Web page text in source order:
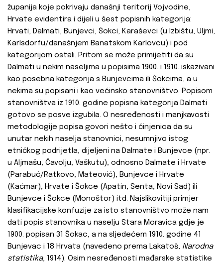
županija koje pokrivaju današnji teritorij Vojvodine,
Hrvate evidentira i dijeli u šest popisnih kategorija:
Hrvati, Dalmati, Bunjevci, Šokci, Karaševci (u Izbištu, Uljmi,
Karlsdorfu/današnjem Banatskom Karlovcu) i pod
kategorijom ostali. Pritom se može primijetiti da su
Dalmati u nekim naseljima u popisima 1900. i 1910. iskazivani
kao posebna kategorija s Bunjevcima ili Šokcima, a u
nekima su popisani i kao većinsko stanovništvo. Popisom
stanovništva iz 1910. godine popisna kategorija Dalmati
gotovo se posve izgubila. O nesređenosti i manjkavosti
metodologije popisa govori nešto i činjenica da su
unutar nekih naselja stanovnici, nesumnjivo istog
etničkog podrijetla, dijeljeni na Dalmate i Bunjevce (npr.
u Aljmašu, Čavolju, Vaškutu), odnosno Dalmate i Hrvate
(Parabuć/Ratkovo, Mateović), Bunjevce i Hrvate
(Kaćmar), Hrvate i Šokce (Apatin, Senta, Novi Sad) ili
Bunjevce i Šokce (Monoštor) itd. Najslikovitiji primjer
klasifikacijske konfuzije za isto stanovništvo može nam
dati popis stanovnika u naselju Stara Moravica gdje je
1900. popisan 31 Šokac, a na sljedećem 1910. godine 41
Bunjevac i 18 Hrvata (navedeno prema Lakatoš, Narodna
statistika, 1914). Osim nesređenosti mađarske statistike